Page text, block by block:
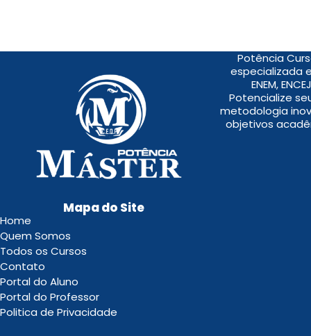
Potência
especializada
ENEM,
Potencialize
metodologia
objetivos
Mapa do Site
Home
Quem Somos
Todos os Cursos
Contato
Portal do Aluno
Portal do Professor
Politica de Privacidade